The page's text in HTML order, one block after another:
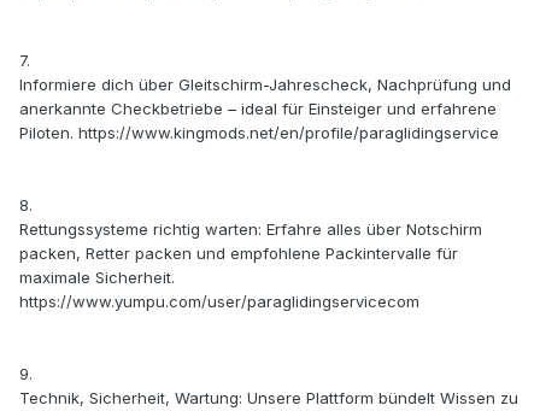
7.
Informiere dich über Gleitschirm-Jahrescheck, Nachprüfung und
anerkannte Checkbetriebe – ideal für Einsteiger und erfahrene
Piloten. https://www.kingmods.net/en/profile/paraglidingservice
8.
Rettungssysteme richtig warten: Erfahre alles über Notschirm
packen, Retter packen und empfohlene Packintervalle für
maximale Sicherheit.
https://www.yumpu.com/user/paraglidingservicecom
9.
Technik, Sicherheit, Wartung: Unsere Plattform bündelt Wissen zu